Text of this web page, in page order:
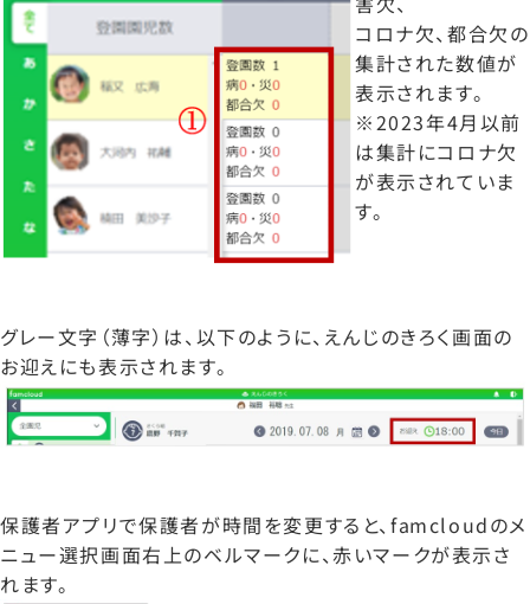
コロナ欠、都合欠の
集計された数値が
表示されます。
※2023年4月以前
は集計にコロナ欠
が表示されていま
す。
グレー文字（薄字）は、以下のように、えんじのきろく画面の
お迎えにも表示されます。
保護者アプリで保護者が時間を変更すると、famcloudのメ
ニュー選択画面右上のベルマークに、赤いマークが表示さ
れます。